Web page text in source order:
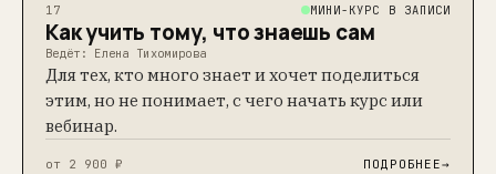
17 МИНИ-КУРС В ЗАПИСИ
Как учить тому, что знаешь сам
Ведёт: Елена Тихомирова
Для тех, кто много знает и хочет поделиться
этим, но не понимает, с чего начать курс или
вебинар.
от 2 900 ₽ ПОДРОБНЕЕ→
Лицензия на образовательную деятельность
Политика в области обработки куки-файлов
Сведения об образовательной организации